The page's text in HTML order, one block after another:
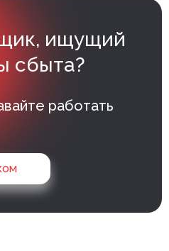
ищущий
сбыта?
работать